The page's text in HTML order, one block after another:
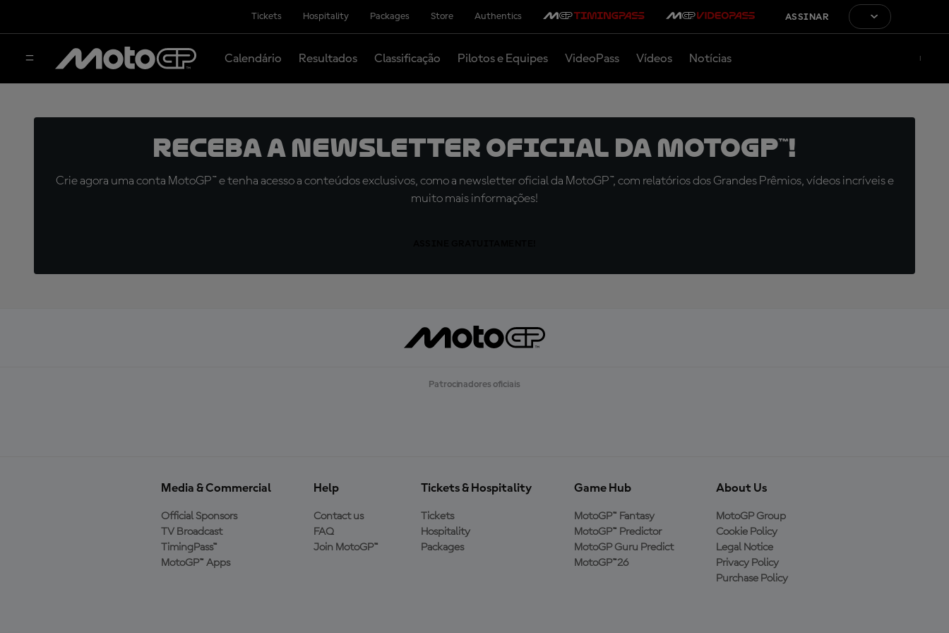
Tickets Hospitality Packages Store Authentics ASSINAR
Calendário Resultados Classificação Pilotos e Equipes VideoPass Vídeos Notícias
Receba a newsletter oficial da MotoGP™!
Crie agora uma conta MotoGP™ e tenha acesso a conteúdos exclusivos, como a newsletter oficial da MotoGP™, com relatórios dos Grandes Prêmios, vídeos incríveis e
muito mais informações!
Patrocinadores oficiais
Media & Commercial
Official Sponsors
TV Broadcast
TimingPass™
MotoGP™ Apps
Help
Contact us
FAQ
Join MotoGP™
Tickets & Hospitality
Tickets
Hospitality
Packages
Game Hub
MotoGP™ Fantasy
MotoGP™ Predictor
MotoGP Guru Predict
MotoGP™26
About Us
MotoGP Group
Cookie Policy
Legal Notice
Privacy Policy
Purchase Policy